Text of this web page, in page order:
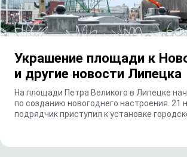
Украшение площади к
и другие новости Липецка
На площади Петра Великого в Липецке
по созданию новогоднего настроения. 21
подрядчик приступил к установке